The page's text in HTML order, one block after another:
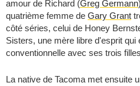
amour de Richard (Greg Germann
quatrième femme de Gary Grant
côté séries, celui de Honey
Sisters, une mère libre d'esprit qui
conventionnelle avec ses trois
La native de Tacoma met ensuite